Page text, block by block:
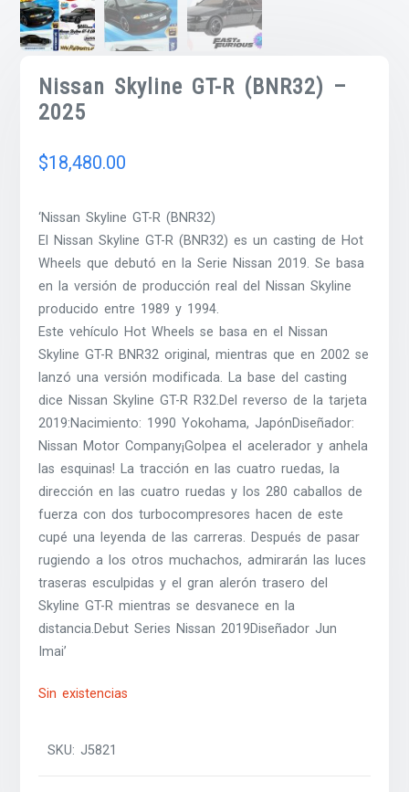
Nissan Skyline GT-R (BNR32) –
2025
$18,480.00
‘Nissan Skyline GT-R (BNR32)
El Nissan Skyline GT-R (BNR32) es un casting de Hot
Wheels que debutó en la Serie Nissan 2019. Se basa
en la versión de producción real del Nissan Skyline
producido entre 1989 y 1994.
Este vehículo Hot Wheels se basa en el Nissan
Skyline GT-R BNR32 original, mientras que en 2002 se
lanzó una versión modificada. La base del casting
dice Nissan Skyline GT-R R32.Del reverso de la tarjeta
2019:Nacimiento: 1990 Yokohama, JapónDiseñador:
Nissan Motor Company¡Golpea el acelerador y anhela
las esquinas! La tracción en las cuatro ruedas, la
dirección en las cuatro ruedas y los 280 caballos de
fuerza con dos turbocompresores hacen de este
cupé una leyenda de las carreras. Después de pasar
rugiendo a los otros muchachos, admirarán las luces
traseras esculpidas y el gran alerón trasero del
Skyline GT-R mientras se desvanece en la
distancia.Debut Series Nissan 2019Diseñador Jun
Imai’
Sin existencias
SKU:J5821